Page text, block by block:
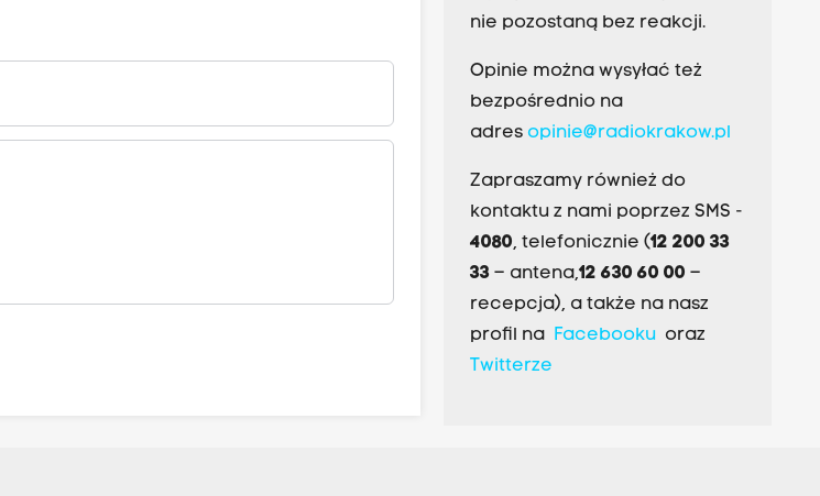
nie pozostaną bez reakcji.
Opinie można wysyłać też
bezpośrednio na
adres opinie@radiokrakow.pl
Zapraszamy również do
kontaktu z nami poprzez SMS -
4080, telefonicznie (12 200 33
33– antena,12 630 60 00 –
recepcja), a także na nasz
profil na Facebookuoraz
Twitterze